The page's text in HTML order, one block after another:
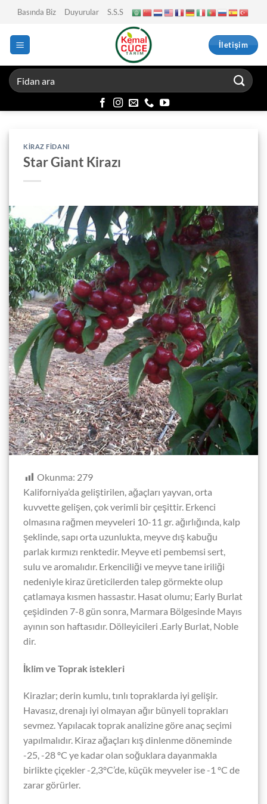
İçeriğeBasında Biz Duyurular S.S.S
İletişim
KIRAZ FIDANI
Star Giant Kirazı
Okunma: 279
Kaliforniya’da geliştirilen, ağaçları yayvan, orta
kuvvette gelişen, çok verimli bir çeşittir. Erkenci
olmasına rağmen meyveleri 10-11 gr. ağırlığında, kalp
şeklinde, sapı orta uzunlukta, meyve dış kabuğu
parlak kırmızı renktedir. Meyve eti pembemsi sert,
sulu ve aromalıdır. Erkenciliği ve meyve tane iriliği
nedeniyle kiraz üreticilerden talep görmekte olup
çatlamaya kısmen hassastır. Hasat olumu; Early Burlat
çeşidinden 7-8 gün sonra, Marmara Bölgesinde Mayıs
ayının son haftasıdır. Dölleyicileri .Early Burlat, Noble
dir.
İklim ve Toprak istekleri
Kirazlar; derin kumlu, tınlı topraklarda iyi gelişir.
Havasız, drenajı iyi olmayan ağır bünyeli toprakları
sevmez. Yapılacak toprak analizine göre anaç seçimi
yapılmalıdır. Kiraz ağaçları kış dinlenme döneminde
-25, -28 ºC ye kadar olan soğuklara dayanmakla
birlikte çiçekler -2,3ºC’de, küçük meyveler ise -1 ºC de
zarar görürler.